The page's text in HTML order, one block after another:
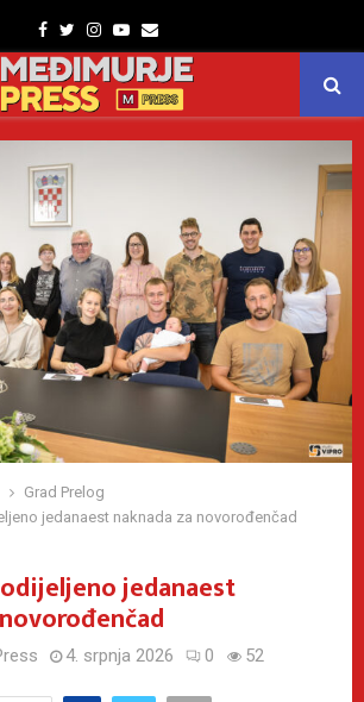
Facebook
TwitterInstagram
Youtube
Email
Grad Prelog
jedanaest naknada za novorođenčad
jedanaest
4. srpnja 2026 0 52